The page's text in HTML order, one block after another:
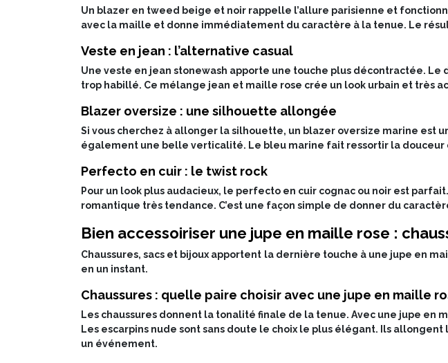
Un blazer en tweed beige et noir rappelle l’allure parisienne et
avec la maille et donne immédiatement du caractère à la tenue. Le
Veste en jean : l’alternative casual
Une veste en jean stonewash apporte une touche plus décontractée.
trop habillé. Ce mélange jean et maille rose crée un look urbain et très
Blazer oversize : une silhouette allongée
Si vous cherchez à allonger la silhouette, un blazer oversize marine est
également une belle verticalité. Le bleu marine fait ressortir la
Perfecto en cuir : le twist rock
Pour un look plus audacieux, le perfecto en cuir cognac ou noir est
romantique très tendance. C’est une façon simple de donner du
Bien accessoiriser une jupe en maille rose :
Chaussures, sacs et bijoux apportent la dernière touche à une jupe en
en un instant.
Chaussures : quelle paire choisir avec une jupe en maille
Les chaussures donnent la tonalité finale de la tenue. Avec une jupe en
Les escarpins nude sont sans doute le choix le plus élégant. Ils
un événement.